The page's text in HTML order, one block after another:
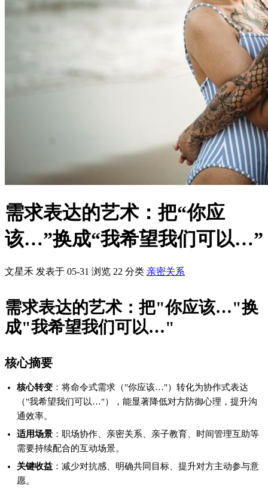
需求表达的艺术：把“你应
该…”换成“我希望我们可以…”
文星禾 发表于 05-31 浏览 22 分类 亲密关系
需求表达的艺术：把"你应该…"换
成"我希望我们可以…"
核心摘要
核心转变 ：将命令式需求（"你应该…"）转化为协作式表达
（"我希望我们可以…"），能显著降低对方防御心理，提升沟
通效率。
适用场景 ：职场协作、亲密关系、亲子教育、时间管理互助等
需要持续配合的互动场景。
关键收益 ：减少对抗感、明确共同目标、提升对方主动参与意
愿。